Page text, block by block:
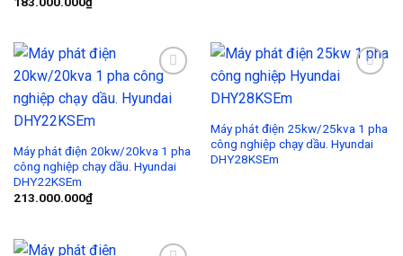
Add to
Wishlist
Máy phát điện 20kw/20kva 1 pha
công nghiệp chạy dầu. Hyundai
DHY22KSEm
213.000.000₫
Máy phát điện 25kw/25kva 1 pha
công nghiệp chạy dầu. Hyundai
DHY28KSEm